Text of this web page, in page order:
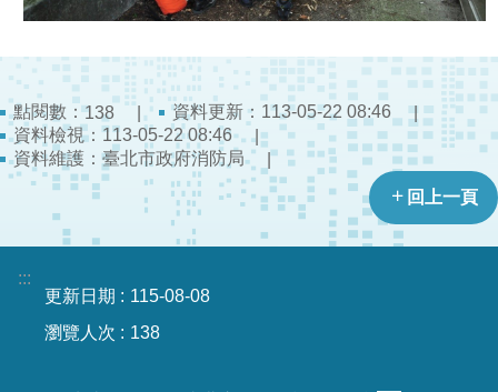
公
專
統
計
資
料
音
專
區
點閱數：138
資料更新：113-05-22 08:46
資料檢視：113-05-22 08:46
資料維護：臺北市政府消防局
回上一頁
:::
更新日期
115-08-08
瀏覽人次
138